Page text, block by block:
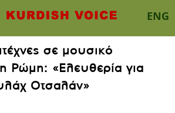
ENG
σε μουσικό
Ρώμη: «Ελευθερία για
Οτσαλάν»